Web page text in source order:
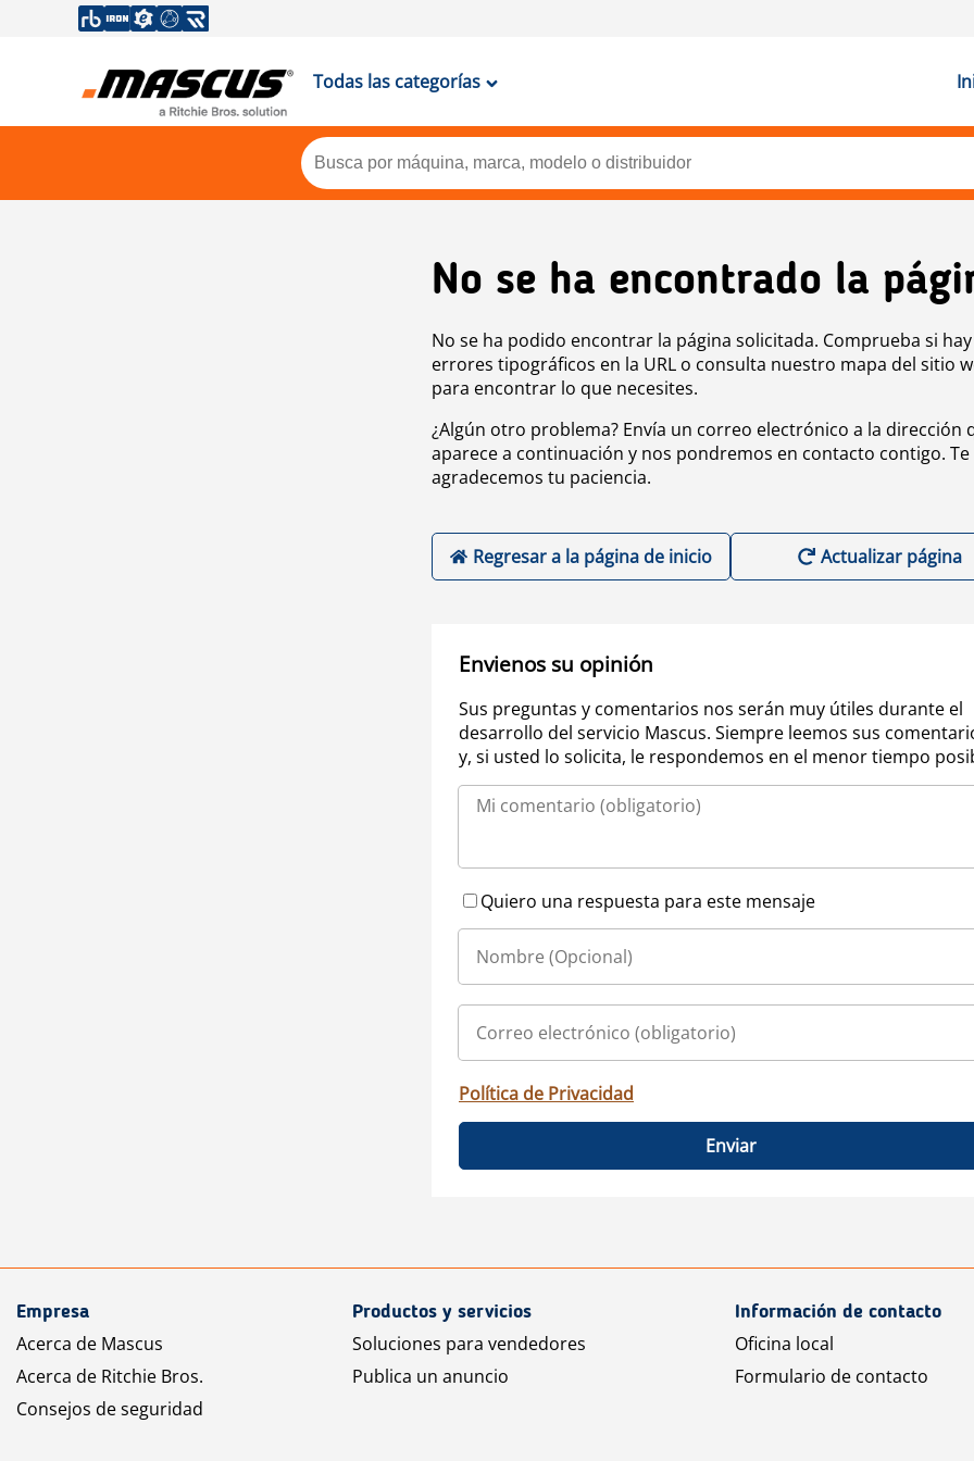
Todas las categorías
No se ha encontrado la
No se ha podido encontrar la página solicitada. Comprueba si hay
errores tipográficos en la URL o consulta nuestro mapa del sitio
para encontrar lo que necesites.
¿Algún otro problema? Envía un correo electrónico a la dirección
aparece a continuación y nos pondremos en contacto contigo. Te
agradecemos tu paciencia.
Regresar a la página de inicio Actualizar página
Envienos su opinión
Sus preguntas y comentarios nos serán muy útiles durante el
desarrollo del servicio Mascus. Siempre leemos sus
y, si usted lo solicita, le respondemos en el menor tiempo
Quiero una respuesta para este mensaje
Política de Privacidad
Enviar
Empresa
Acerca de Mascus
Acerca de Ritchie Bros.
Consejos de seguridad
Productos y servicios
Soluciones para vendedores
Publica un anuncio
Información de contacto
Oficina local
Formulario de contacto